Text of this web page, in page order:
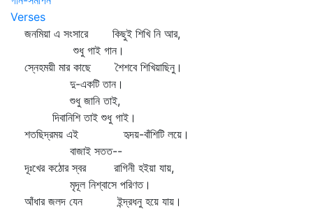
Verses
জনমিয়া এ সংসারে কিছুই শিখি নি আর,
শুধু গাই গান।
স্নেহময়ী মার কাছে শৈশবে শিখিয়াছিনু।
দু-একটি তান।
শুধু জানি তাই,
দিবানিশি তাই শুধু গাই।
শতছিদ্রময় এই হৃদয়-বাঁশিটি লয়ে।
বাজাই সতত--
দূঃখের কঠোর স্বর রাগিনী হইয়া যায়,
মৃদূল নিশ্বাসে পরিণত।
আঁধার জলদ যেন ইন্দ্রধনু হয়ে যায়।